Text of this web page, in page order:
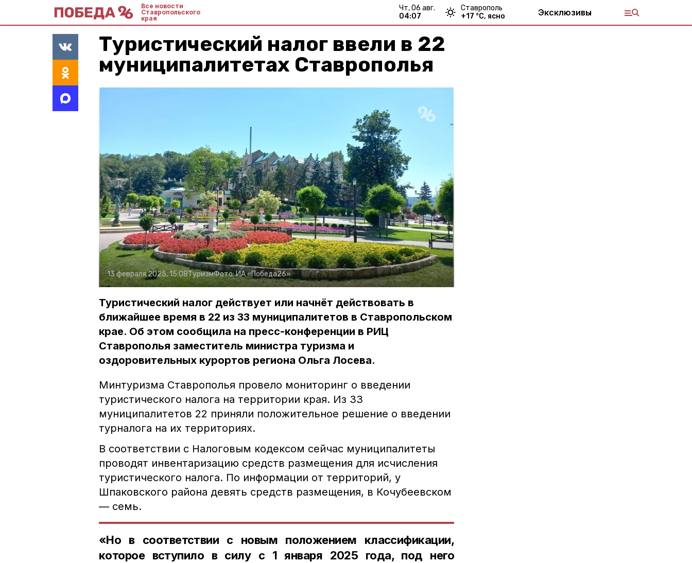
Все новости
Ставропольского
края
чт, 06 авг.
04:07
Ставрополь
+17 °С, ясно Эксклюзивы
Туристический налог ввели в 22
муниципалитетах Ставрополья
13 февраля 2025, 15:08ТуризмФото:ИА «Победа26»
Туристический налог действует или начнёт действовать в
ближайшее время в 22 из 33 муниципалитетов в Ставропольском
крае. Об этом сообщила на пресс-конференции в РИЦ
Ставрополья заместитель министра туризма и
оздоровительных курортов региона Ольга Лосева.
Минтуризма Ставрополья провело мониторинг о введении
туристического налога на территории края. Из 33
муниципалитетов 22 приняли положительное решение о введении
турналога на их территориях.
В соответствии с Налоговым кодексом сейчас муниципалитеты
проводят инвентаризацию средств размещения для исчисления
туристического налога. По информации от территорий, у
Шпаковского района девять средств размещения, в Кочубеевском
— семь.
«Но в соответствии с новым положением классификации,
которое вступило в силу с 1 января 2025 года, под него